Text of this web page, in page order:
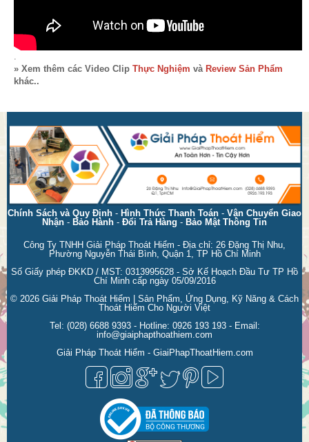
» Xem thêm các Video Clip Thực Nghiệm và Review Sản Phẩm
khác..
Chính Sách và Quy Định - Hình Thức Thanh Toán - Vận Chuyển Giao
Nhận - Bảo Hành - Đổi Trả Hàng - Bảo Mật Thông Tin
Công Ty TNHH Giải Pháp Thoát Hiểm - Địa chỉ: 26 Đặng Thị Nhu,
Phường Nguyễn Thái Bình, Quận 1, TP Hồ Chí Minh
Số Giấy phép ĐKKD / MST: 0313995628 - Sở Kế Hoạch Đầu Tư TP Hồ
Chí Minh cấp ngày 05/09/2016
© 2026 Giải Pháp Thoát Hiểm | Sản Phẩm, Ứng Dụng, Kỹ Năng & Cách
Thoát Hiểm Cho Người Việt
Tel: (028) 6688 9393- Hotline: 0926 193 193- Email:
info@giaiphapthoathiem.com
Giải Pháp Thoát Hiểm - GiaiPhapThoatHiem.com